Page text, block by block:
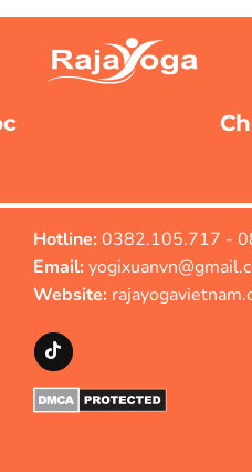
Hotline:0382.105.717 -
Email:
Website: